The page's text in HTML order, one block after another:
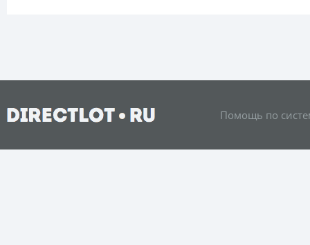
Помощь по